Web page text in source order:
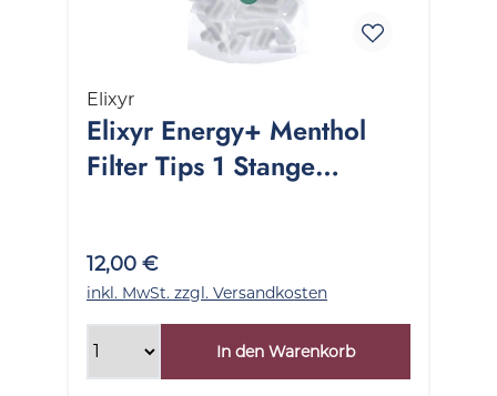
Elixyr
Elixyr Energy+ Menthol
Filter Tips 1 Stange
12,00 €
inkl. MwSt. zzgl. Versandkosten
In den Warenkorb